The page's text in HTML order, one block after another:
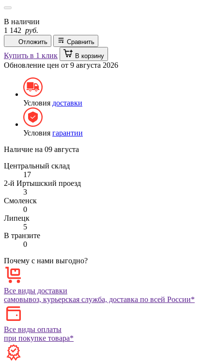
В наличии
1 142 руб.
Отложить Сравнить
Купить в 1 клик В корзину
Обновление цен от 9 августа 2026
Условия доставки
Условия гарантии
Наличие на 09 августа
Центральный склад
17
2-й Иртышский проезд
3
Смоленск
0
Липецк
5
В транзите
0
Почему с нами выгодно?
Все виды доставки
самовывоз, курьерская служба, доставка по всей России*
Все виды оплаты
при покупке товара*